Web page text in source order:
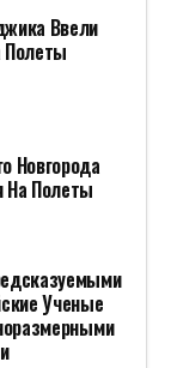
Ввели
Полеты
Новгорода
На Полеты
Ученые